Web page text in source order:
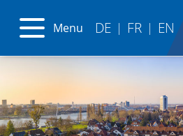
Menu DE | FR | EN